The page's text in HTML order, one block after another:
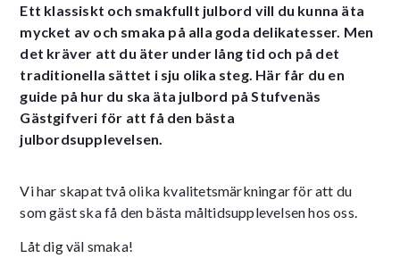
Ett klassiskt och smakfullt julbord vill du kunna äta
mycket av och smaka på alla goda delikatesser. Men
det kräver att du äter under lång tid och på det
traditionella sättet i sju olika steg. Här får du en
guide på hur du ska äta julbord på Stufvenäs
Gästgifveri för att få den bästa
julbordsupplevelsen.
Vi har skapat två olika kvalitetsmärkningar för att du
som gäst ska få den bästa måltidsupplevelsen hos oss.
Låt dig väl smaka!